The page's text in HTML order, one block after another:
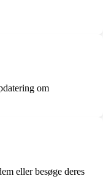
om
eller besøge deres